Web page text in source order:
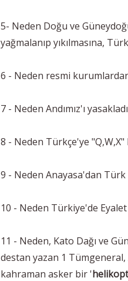
5- Neden Doğu ve
yağmalanıp yıkılmasına,
6 - Neden resmi kurumlardan
7 - Neden Andımız'ı
8 - Neden Türkçe'ye
9 - Neden Anayasa'dan Türk
10 - Neden Türkiye'de
11 - Neden, Kato Dağı ve
destan yazan 1
kahraman asker bir '